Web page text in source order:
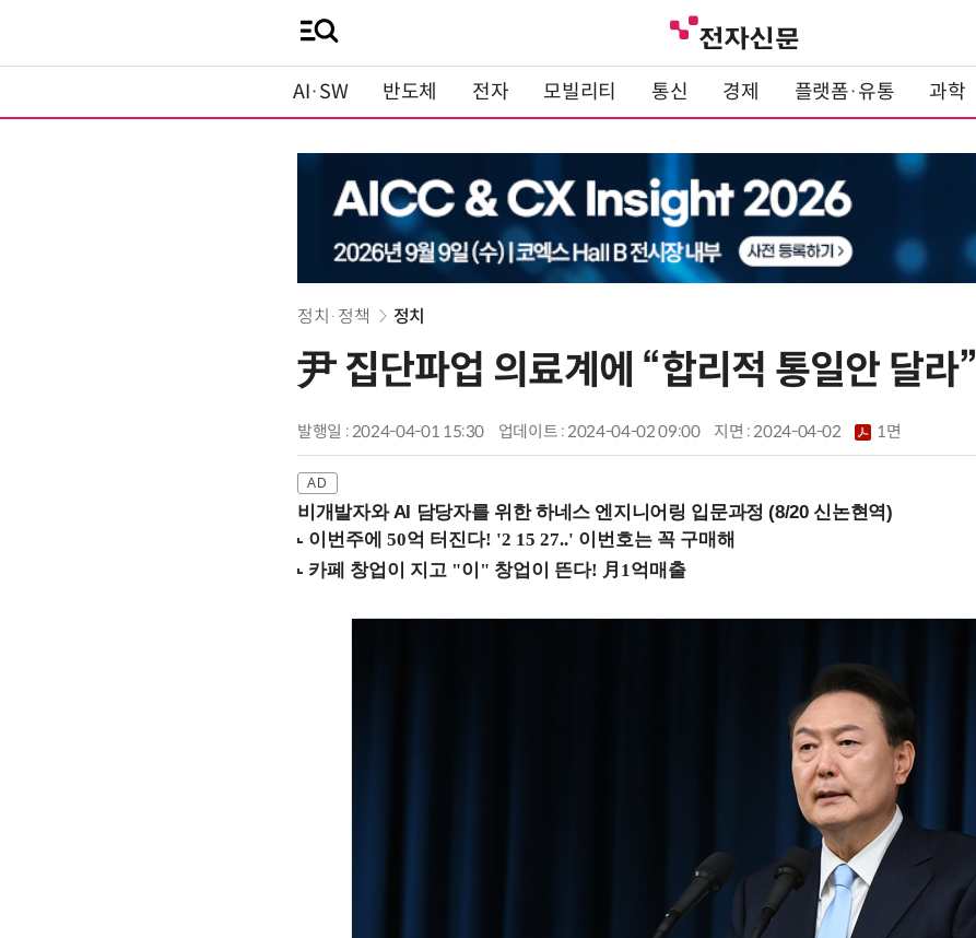
AI·SW 반도체 전자 모빌리티 통신 경제 플랫폼·유통 과학
정치·정책 정치
尹 집단파업 의료계에 “합리적 통일안 달라”
발행일 : 2024-04-01 15:30 업데이트 : 2024-04-02 09:00 지면 :2024-04-02 1면
비개발자와 AI 담당자를 위한 하네스 엔지니어링 입문과정 (8/20 신논현역)